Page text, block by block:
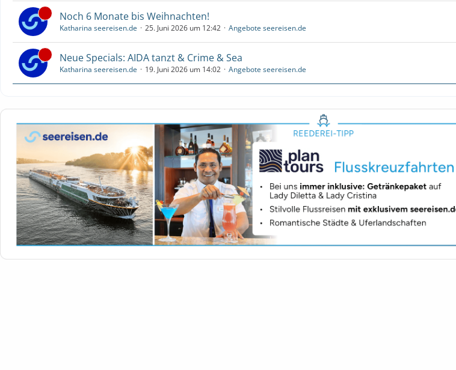
Noch 6 Monate bis Weihnachten!
Katharina seereisen.de 25. Juni 2026 um 12:42 Angebote seereisen.de
Neue Specials: AIDA tanzt & Crime & Sea
Katharina seereisen.de 19. Juni 2026 um 14:02 Angebote seereisen.de